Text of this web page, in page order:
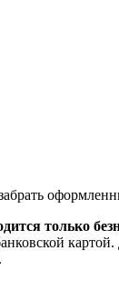
только